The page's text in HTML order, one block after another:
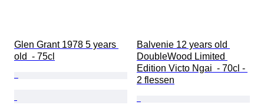
Glen Grant 1978 5 years
old  - 75cl
Balvenie 12 years old
DoubleWood Limited
Edition Victo Ngai  - 70cl -
2 flessen